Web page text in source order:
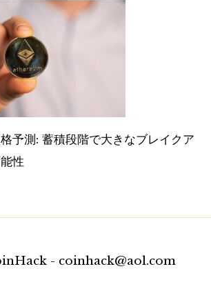
予測: 蓄積段階で大きなブレイクア
性
- coinhack@aol.com